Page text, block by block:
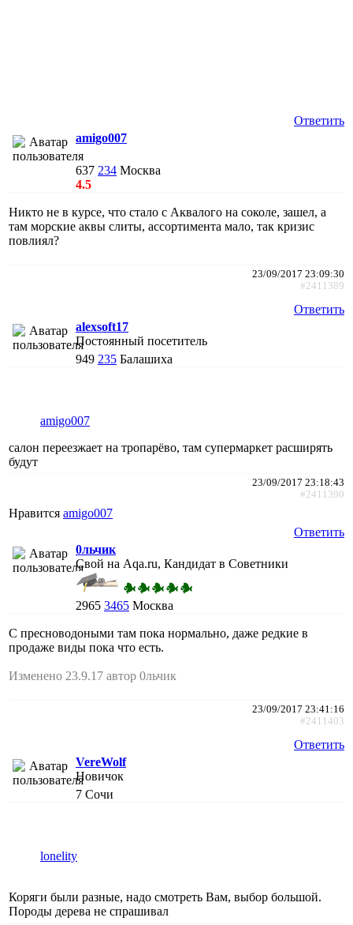
Ответить
amigo007
637 234 Москва
4.5
Никто не в курсе, что стало с Аквалого на соколе, зашел, а
там морские аквы слиты, ассортимента мало, так кризис
повлиял?
23/09/2017 23:09:30
#2411389
Ответить
alexsoft17
Постоянный посетитель
949 235 Балашиха
amigo007
салон переезжает на тропарёво, там супермаркет расширять
будут
23/09/2017 23:18:43
#2411390
Нравится amigo007
Ответить
0льчик
Свой на Aqa.ru, Кандидат в Советники
2965 3465 Москва
С пресноводоными там пока нормально, даже редкие в
продаже виды пока что есть.
Изменено 23.9.17 автор 0льчик
23/09/2017 23:41:16
#2411403
Ответить
VereWolf
Новичок
7 Сочи
lonelity
Коряги были разные, надо смотреть Вам, выбор большой.
Породы дерева не спрашивал